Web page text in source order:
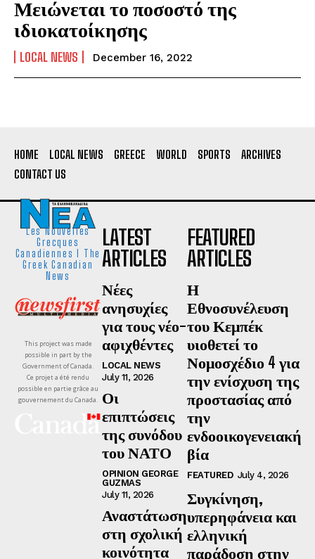
Μειώνεται το ποσοστό της
ιδιοκατοίκησης
LOCAL NEWS December 16, 2022
HOME LOCAL NEWS GREECE WORLD SPORTS
ARCHIVES
CONTACT US
Les Nouvelles
Grecques
Canadiennes I The
Greek Canadian
News
This project was made
possible in part by the
Government of Canada.
Ce projet a été rendu
possible en partie grâce au
gouvernement du Canada.
LATEST
ARTICLES
Νέες
ανησυχίες
για τους νέο-
αφιχθέντες
LOCAL NEWS
July 11, 2026
Οι
επιπτώσεις
της συνόδου
του ΝΑΤΟ
OPINION GEORGE
GUZMAS
July 11, 2026
Αναστάτωση
στη σχολική
κοινότητα
FEATURED
ARTICLES
Η
Εθνοσυνέλευση
του Κεμπέκ
υιοθετεί το
Νομοσχέδιο 4 για
την ενίσχυση της
προστασίας από
την
ενδοοικογενειακή
βία
FEATURED July 4, 2026
Συγκίνηση,
υπερηφάνεια και
ελληνική
παράδοση στην